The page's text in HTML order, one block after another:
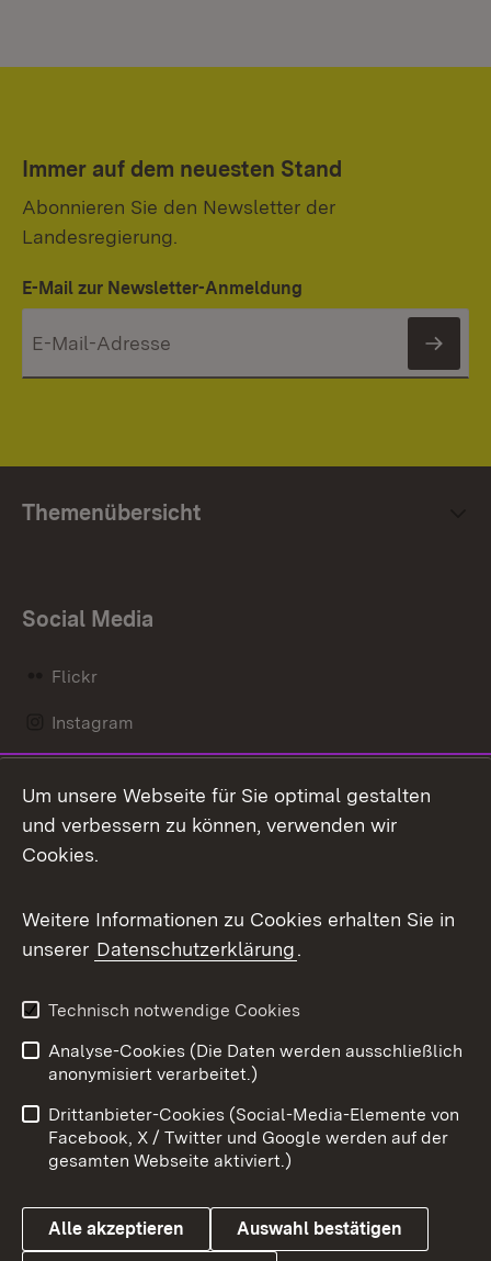
Immer auf dem neuesten Stand
Abonnieren Sie den Newsletter der
Landesregierung.
E-Mail zur Newsletter-Anmeldung
Themenübersicht
Social Media
Flickr
Instagram
Mastodon
Messenger
Social Wall
X / Twitter
Youtube
Benutzungshinweise
Barrierefreiheit
Datenschutz
Cookies
Um unsere Webseite für Sie optimal gestalten
und verbessern zu können, verwenden wir
Cookies.
Weitere Informationen zu Cookies erhalten Sie in
unserer Datenschutzerklärung.
Technisch notwendige Cookies
Analyse-Cookies (Die Daten werden ausschließlich
anonymisiert verarbeitet.)
Drittanbieter-Cookies (Social-Media-Elemente von
Facebook, X / Twitter und Google werden auf der
gesamten Webseite aktiviert.)
Alle akzeptieren Auswahl bestätigen